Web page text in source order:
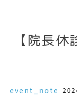
【院長
event_note